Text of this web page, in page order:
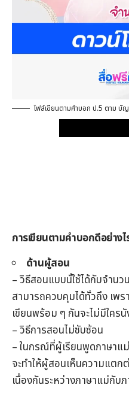
ไฟล์เขียนตามคำบอก ป.5 ตาม บั
การเขียนตามคำบอกดีอย่างไ
ด้านผู้สอน
– วิธีสอนแบบนั้ใช้ได้กับจำน
สามารถควบคุมได้ทั่วถึง เพ
เขียนพร้อม ๆ กันจะไม่มีใครนั
– วิธีการสอนไม่ซับซ้อน
– ในกรณ์ที่ผู้เรียนพูดภาษาแ
จะทำให้ผู้สอนเห็นความแตก
เนื่องกันระหว่างภาษาแม่กับ